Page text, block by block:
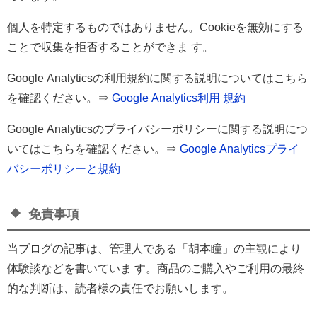
個人を特定するものではありません。Cookieを無効にする
ことで収集を拒否することができま す。
Google Analyticsの利用規約に関する説明についてはこちら
を確認ください。⇒ Google Analytics利用 規約
Google Analyticsのプライバシーポリシーに関する説明につ
いてはこちらを確認ください。⇒ Google Analyticsプライ
バシーポリシーと規約
免責事項
当ブログの記事は、管理人である「胡本瞳」の主観により
体験談などを書いていま す。商品のご購入やご利用の最終
的な判断は、読者様の責任でお願いします。